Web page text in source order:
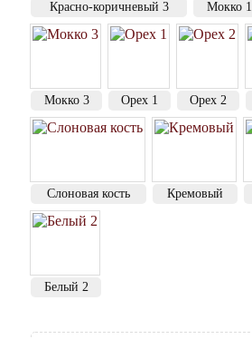
Красно-коричневый 3 Мокко 1
Мокко 3 Орех 1 Орех 2
Слоновая кость Кремовый
Белый 2